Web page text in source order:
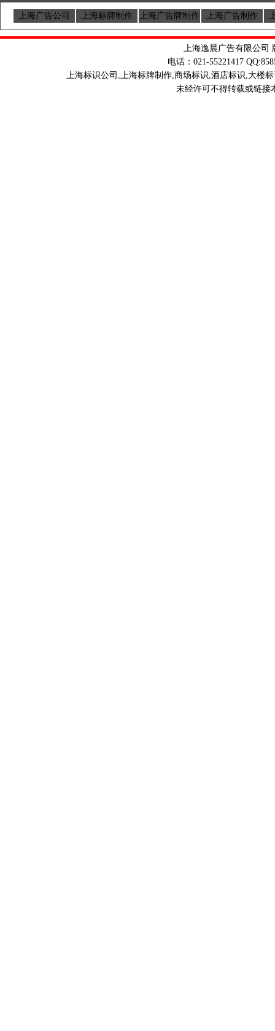
上海广告公司 上海标牌制作 上海广告牌制作 上海广告制作
上海逸晨广告有限公司
电话：021-55221417
上海标识公司,上海标牌制作,商场标识,酒店标识,大楼
未经许可不得转载或链接